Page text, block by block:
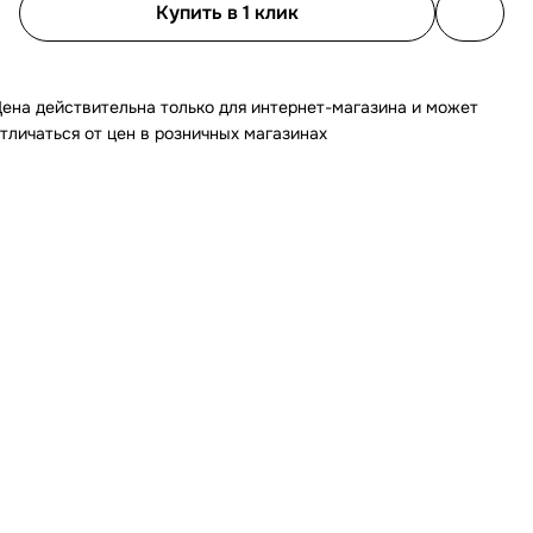
Купить в 1 клик
действительна только для интернет-магазина и может
от цен в розничных магазинах